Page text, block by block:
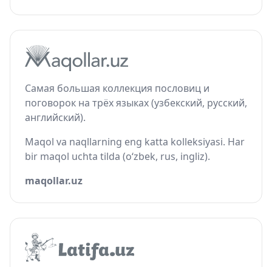
Самая большая коллекция пословиц и
поговорок на трёх языках (узбекский, русский,
английский).
Maqol va naqllarning eng katta kolleksiyasi. Har
bir maqol uchta tilda (o‘zbek, rus, ingliz).
maqollar.uz